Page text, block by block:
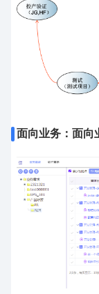
面向业务：面向